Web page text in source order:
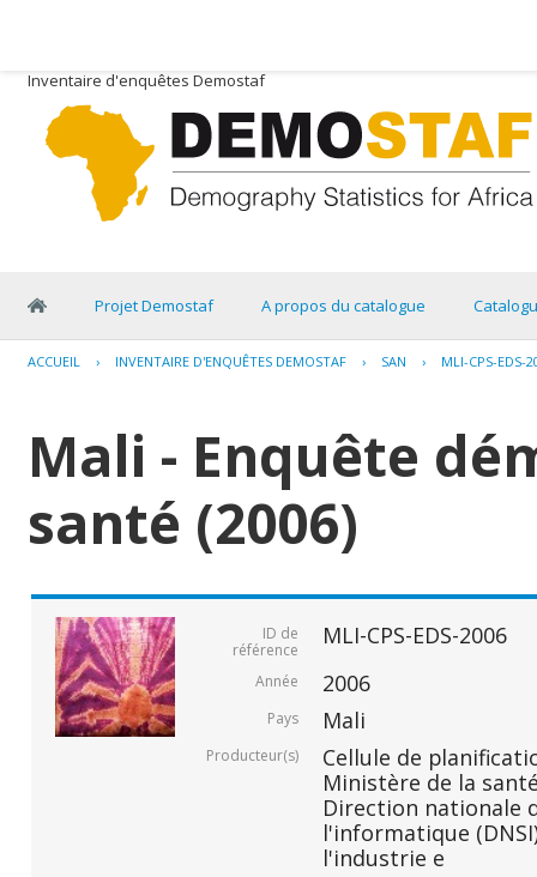
Inventaire d'enquêtes Demostaf
Projet Demostaf A propos du catalogue
ACCUEIL › INVENTAIRE D'ENQUÊTES DEMOSTAF › SAN › MLI-CPS-EDS-
Mali - Enquête
santé (2006)
ID de
référence
MLI-CPS-EDS-2006
Année 2006
Pays Mali
Producteur(s)
Cellule de
Ministère de la
Direction nationale
l'informatique
l'industrie e